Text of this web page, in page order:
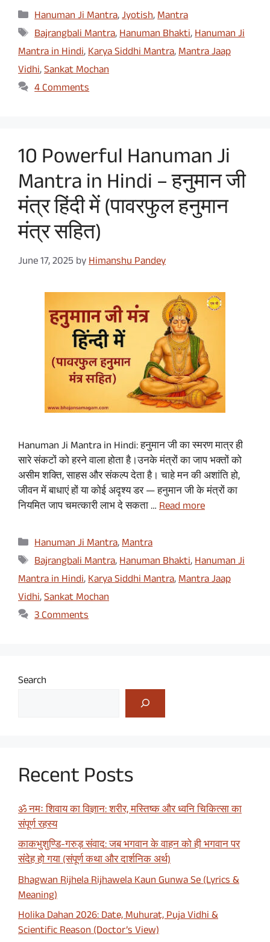
Categories
Hanuman Ji Mantra,Jyotish,Mantra
Tags
Bajrangbali Mantra,Hanuman Bhakti,Hanuman Ji
Mantra in Hindi,Karya Siddhi Mantra,Mantra Jaap
Vidhi,Sankat Mochan
4 Comments
10 Powerful Hanuman Ji
Mantra in Hindi – हनुमान जी
मंत्र हिंदी में (पावरफुल हनुमान
मंत्र सहित)
June 17, 2025 byHimanshu Pandey
Hanuman Ji Mantra in Hindi: हनुमान जी का स्मरण मात्र ही
सारे संकटों को हरने वाला होता है।उनके मंत्रों का जाप भक्तों को
असीम शक्ति, साहस और संकल्प देता है। चाहे मन की अशांति हो,
जीवन में बाधाएं हों या कोई अदृश्य डर — हनुमान जी के मंत्रों का
नियमित जाप चमत्कारी लाभ दे सकता …Read more
Categories
Hanuman Ji Mantra,Mantra
Tags
Bajrangbali Mantra,Hanuman Bhakti,Hanuman Ji
Mantra in Hindi,Karya Siddhi Mantra,Mantra Jaap
Vidhi,Sankat Mochan
3 Comments
Search
Recent Posts
ॐ नमः शिवाय का विज्ञान: शरीर, मस्तिष्क और ध्वनि चिकित्सा का
संपूर्ण रहस्य
काकभुशुण्डि-गरुड़ संवाद: जब भगवान के वाहन को ही भगवान पर
संदेह हो गया (संपूर्ण कथा और दार्शनिक अर्थ)
Bhagwan Rijhela Rijhawela Kaun Gunwa Se (Lyrics &
Meaning)
Holika Dahan 2026: Date, Muhurat, Puja Vidhi &
Scientific Reason (Doctor’s View)